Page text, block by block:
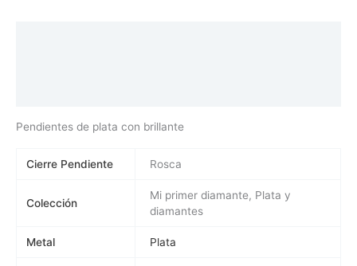
Pendientes de plata con brillante
Cierre Pendiente Rosca
Colección
Mi primer diamante, Plata y
diamantes
Metal Plata